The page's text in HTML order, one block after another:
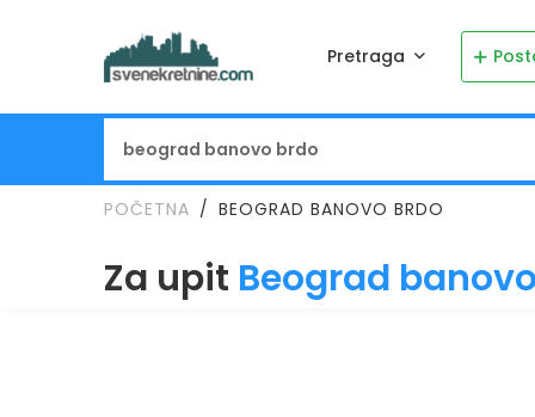
Pretraga
POČETNA BEOGRAD BANOVO BRDO
Za upit Beograd